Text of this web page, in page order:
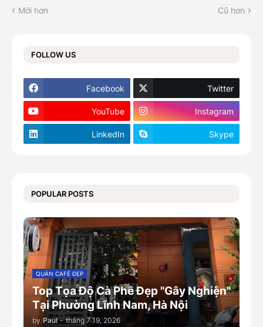
Mới hơn Cũ hơn
FOLLOW US
Facebook Twitter
YouTube Instagram
LinkedIn Skype
POPULAR POSTS
QUÁN CAFÉ ĐẸP
Top Tọa Độ Cà Phê Đẹp "Gây Nghiện"
Tại Phường Lĩnh Nam, Hà Nội
by Paul - tháng 7 19, 2026